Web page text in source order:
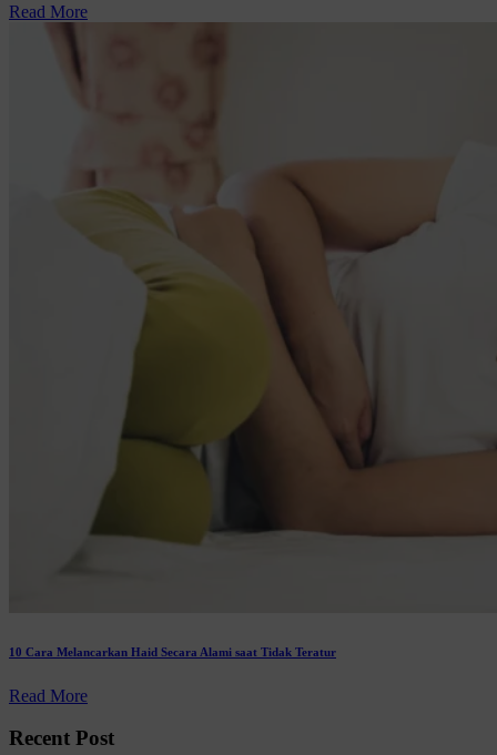
Read More
10 Cara Melancarkan Haid Secara Alami saat Tidak Teratur
Read More
Recent Post